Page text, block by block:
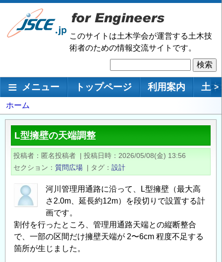
メ
ン
移
このサイトは土木学会が運営する土木技
術者のための情報交流サイトです。
索
メインナビゲーション
メニュー トップページ 利用案内 土 >
パ
ン
く
ず
ホーム
L型擁壁の天端調整
投稿者 匿名投稿者 | 投稿日時
2026/05/08(金) 13:56
セクション
質問広場 | タグ 設計
河川管理用通路に沿って、L型擁壁（最大高
さ2.0m、延長約12m）を段切りで設置する計
画です。
割付を行ったところ、管理用通路天端との縦断整合
で、一部の区間だけ擁壁天端が 2〜6cm 程度不足する
箇所が生じました。